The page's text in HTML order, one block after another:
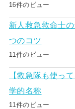
16件のビュー
新人救急救命士
つのコツ
11件のビュー
【救急隊も使っ
学的名称
11件のビュー